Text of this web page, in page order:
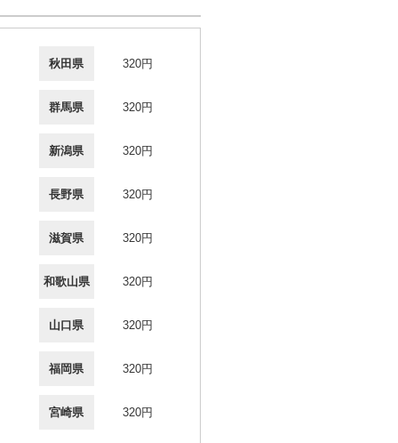
秋田県 320円
群馬県 320円
新潟県 320円
長野県 320円
滋賀県 320円
和歌山県 320円
山口県 320円
福岡県 320円
宮崎県 320円